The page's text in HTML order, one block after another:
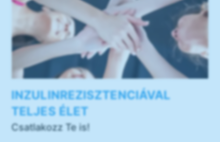
INZULINREZISZTENCIÁVAL
TELJES ÉLET
Csatlakozz Te is!